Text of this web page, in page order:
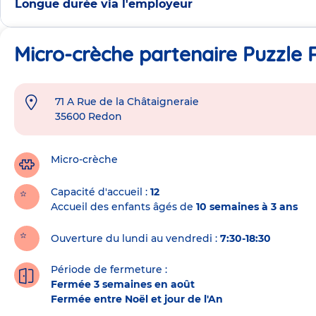
Longue durée via l'employeur
Micro-crèche partenaire Puzzle
Adresse
crèche
71 A Rue de la Châtaigneraie
35600 Redon
Micro-crèche
Capacité d'accueil
12
Accueil des enfants âgés de 10 semaines à 3 ans
Ouverture du lundi au vendredi : 7:30-18:30
Période de fermeture :
Fermée 3 semaines en août
Fermée entre Noël et jour de l'An